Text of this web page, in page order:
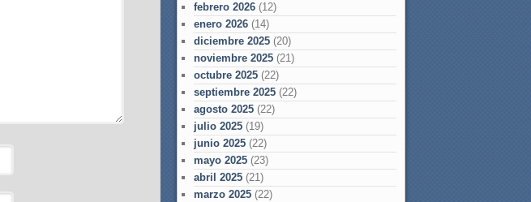
febrero 2026 (12)
enero 2026 (14)
diciembre 2025 (20)
noviembre 2025 (21)
octubre 2025 (22)
septiembre 2025 (22)
agosto 2025 (22)
julio 2025 (19)
junio 2025 (22)
mayo 2025 (23)
abril 2025 (21)
marzo 2025 (22)